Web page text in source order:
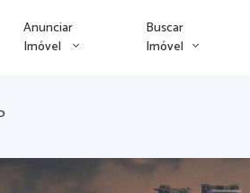
Anunciar
Imóvel
Buscar
Imóvel